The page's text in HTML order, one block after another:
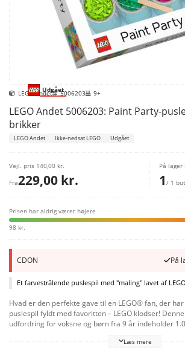
Udgået
LEGO Andet 5006203 9+
LEGO Andet 5006203: Paint Party-
brikker
LEGO Andet Ikke-nedsat LEGO Udgået
Vejl. pris 140,00 kr.
Fra229,00 kr.
På lager
1 / 1
Prisen har aldrig været højere
98 kr.
CDON På
Et farvestrålende puslespil med "maling" lavet af
Hvad er den perfekte gave til en LEGO® fan, der
puslespil fyldt med favoritten – LEGO klodser!
udfordring for voksne og børn fra 9 år indeholder
det ikke maling i dåserne – de er fyldt med LEGO
Læs mere